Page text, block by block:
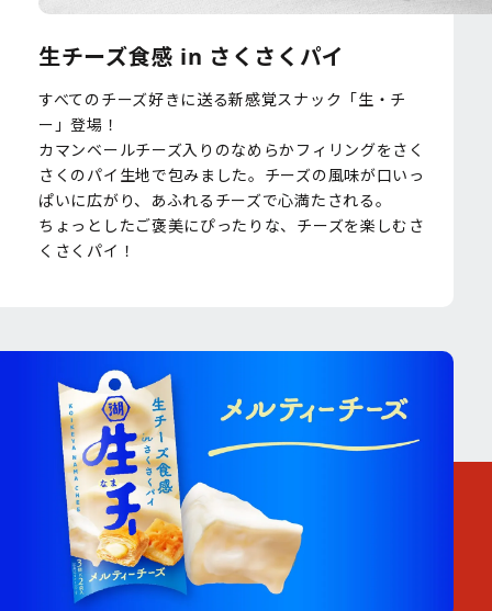
生チーズ食感 in さくさくパイ
すべてのチーズ好きに送る新感覚スナック「生・チ
ー」登場！
カマンベールチーズ入りのなめらかフィリングをさく
さくのパイ生地で包みました。チーズの風味が口いっ
ぱいに広がり、あふれるチーズで心満たされる。
ちょっとしたご褒美にぴったりな、チーズを楽しむさ
くさくパイ！